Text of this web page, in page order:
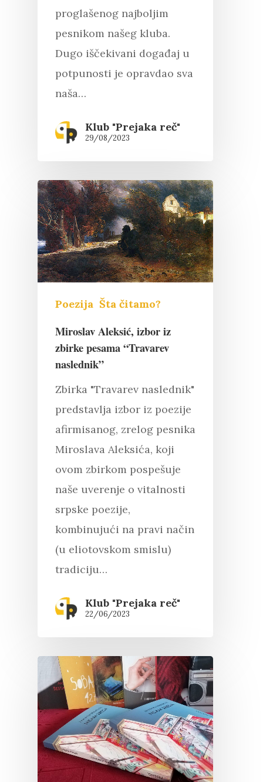
proglašenog najboljim
pesnikom našeg kluba.
Dugo iščekivani događaj u
potpunosti je opravdao sva
naša…
Klub "Prejaka reč"
29/08/2023
Poezija Šta čitamo?
Miroslav Aleksić, izbor iz
zbirke pesama “Travarev
naslednik”
Zbirka "Travarev naslednik"
predstavlja izbor iz poezije
afirmisanog, zrelog pesnika
Miroslava Aleksića, koji
ovom zbirkom pospešuje
naše uverenje o vitalnosti
srpske poezije,
kombinujući na pravi način
(u eliotovskom smislu)
tradiciju…
Klub "Prejaka reč"
22/06/2023